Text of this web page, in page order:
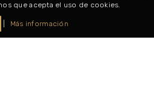
que acepta el uso de cookies.
Más información